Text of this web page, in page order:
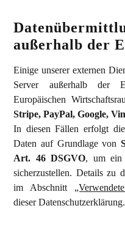
außerhalb der
Einige unserer externen
Server außerhalb der
Europäischen
Stripe, PayPal, Google,
In diesen Fällen erfolgt
Daten auf Grundlage von
Art. 46 DSGVO, um ein
sicherzustellen. Details zu
im Abschnitt
dieser Datenschutzerklärung.